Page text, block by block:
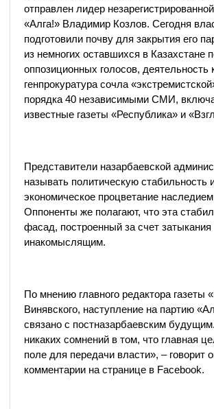
отправлен лидер
«Алга!» Владимир Козлов. Сегодня
подготовили почву для закрытия его
из немногих оставшихся в Казахстане
оппозиционных голосов, деятельность
генпрокуратура сочла
порядка 40 независимыми СМИ,
известные газеты «Республика» и
Представители назарбаевской
называть политическую стабильность
экономическое процветание
Оппоненты же полагают, что эта
фасад, построенный за счет затыкания
инакомыслящим.
По мнению главного редактора газеты
Винявского, наступление на партию
связано с постназарбаевским
никаких сомнений в том, что главная
поле для передачи власти», – говорит
комментарии на странице в Facebook.